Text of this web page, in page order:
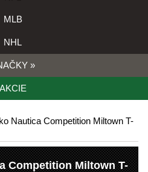
MLB
NHL
»
AKCIE
Nautica Competition Miltown T-
Competition Miltown T-